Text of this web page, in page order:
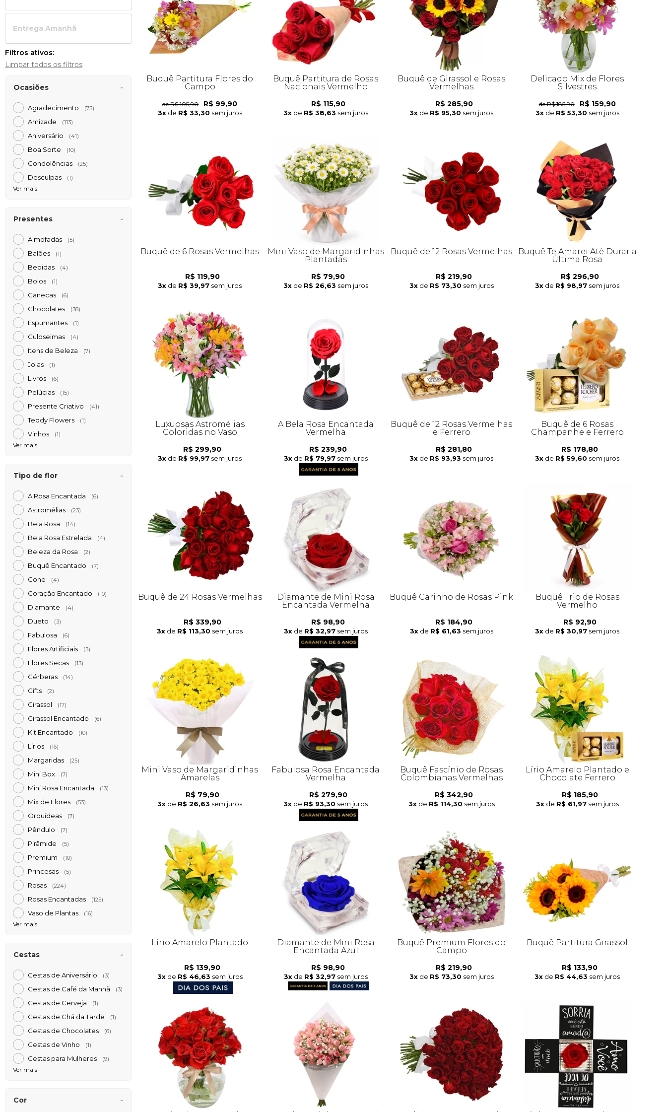
Entrega Amanh
Filtros ativos:
Limpar todos os filtros
Ocasiões
Agradecimento (73)
Amizade (113)
Aniversário (41)
Boa Sorte (10)
Condolências (25)
Desculpas (1)
Ver mais
Presentes
Almofadas (5)
Balões (1)
Bebidas (4)
Bolos (1)
Canecas (6)
Chocolates (38)
Espumantes (1)
Guloseimas (4)
Itens de Beleza (7)
Joias (1)
Livros (6)
Pelúcias (15)
Presente Criativo (41)
Teddy Flowers (1)
Vinhos (1)
Ver mais
Tipo de flor
A Rosa Encantada (6)
Astromélias (23)
Bela Rosa (14)
Bela Rosa Estrelada (4)
Beleza da Rosa (2)
Buquê Encantado (7)
Cone (4)
Coração Encantado (10)
Diamante (4)
Dueto (3)
Fabulosa (6)
Flores Artificiais (3)
Flores Secas (13)
Gérberas (14)
Gifts (2)
Girassol (17)
Girassol Encantado (6)
Kit Encantado (10)
Lírios (16)
Margaridas (25)
Mini Box (7)
Mini Rosa Encantada (13)
Mix de Flores (53)
Orquídeas (7)
Pêndulo (7)
Pirâmide (5)
Premium (10)
Princesas (5)
Rosas (224)
Rosas Encantadas (125)
Vaso de Plantas (16)
Ver mais
Cestas
Cestas de Aniversário (3)
Cestas de Café da Manh (3)
Cestas de Cerveja (1)
Cestas de Chá da Tarde (1)
Cestas de Chocolates (6)
Cestas de Vinho (1)
Cestas para Mulheres (9)
Ver mais
Cor
Buquê Partitura Flores do
Campo
de R$ 105,90 R$ 99,90
3x de R$ 33,30 sem juros
Buquê Partitura de Rosas
Nacionais Vermelho
R$ 115,90
3x de R$ 38,63 sem juros
Buquê de Girassol e Rosas
Vermelhas
R$ 285,90
3x de R$ 95,30 sem juros
Delicado Mix de Flores
Silvestres
de R$ 185,90 R$ 159,90
3x de R$ 53,30 sem juros
Buquê de 6 Rosas Vermelhas
R$ 119,90
3x de R$ 39,97 sem juros
Mini Vaso de Margaridinhas
Plantadas
R$ 79,90
3x de R$ 26,63 sem juros
Buquê de 12 Rosas Vermelhas
R$ 219,90
3x de R$ 73,30 sem juros
Buquê Te Amarei Até Durar a
Última Rosa
R$ 296,90
3x de R$ 98,97 sem juros
Luxuosas Astromélias
Coloridas no Vaso
R$ 299,90
3x de R$ 99,97 sem juros
A Bela Rosa Encantada
Vermelha
R$ 239,90
3x de R$ 79,97 sem juros
Buquê de 12 Rosas Vermelhas
e Ferrero
R$ 281,80
3x de R$ 93,93 sem juros
Buquê de 6 Rosas
Champanhe e Ferrero
R$ 178,80
3x de R$ 59,60 sem juros
Buquê de 24 Rosas Vermelhas
R$ 339,90
3x de R$ 113,30 sem juros
Diamante de Mini Rosa
Encantada Vermelha
R$ 98,90
3x de R$ 32,97 sem juros
Buquê Carinho de Rosas Pink
R$ 184,90
3x de R$ 61,63 sem juros
Buquê Trio de Rosas
Vermelho
R$ 92,90
3x de R$ 30,97 sem juros
Mini Vaso de Margaridinhas
Amarelas
R$ 79,90
3x de R$ 26,63 sem juros
Fabulosa Rosa Encantada
Vermelha
R$ 279,90
3x de R$ 93,30 sem juros
Buquê Fascínio de Rosas
Colombianas Vermelhas
R$ 342,90
3x de R$ 114,30 sem juros
Lírio Amarelo Plantado e
Chocolate Ferrero
R$ 185,90
3x de R$ 61,97 sem juros
Lírio Amarelo Plantado
R$ 139,90
3x de R$ 46,63 sem juros
Diamante de Mini Rosa
Encantada Azul
R$ 98,90
3x de R$ 32,97 sem juros
Buquê Premium Flores do
Campo
R$ 219,90
3x de R$ 73,30 sem juros
Buquê Partitura Girassol
R$ 133,90
3x de R$ 44,63 sem juros